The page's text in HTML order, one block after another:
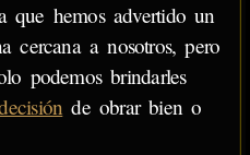
que hemos advertido un
cercana a nosotros, pero
podemos brindarles
de obrar bien o